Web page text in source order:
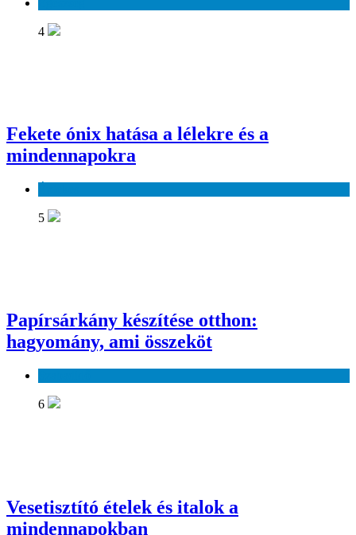
4
Fekete ónix hatása a lélekre és a
mindennapokra
5
Papírsárkány készítése otthon:
hagyomány, ami összeköt
6
Vesetisztító ételek és italok a
mindennapokban